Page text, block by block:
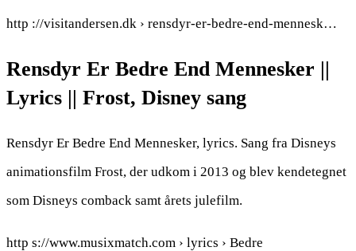
http ://visitandersen.dk › rensdyr-er-bedre-end-mennesk…
Rensdyr Er Bedre End Mennesker ||
Lyrics || Frost, Disney sang
Rensdyr Er Bedre End Mennesker, lyrics. Sang fra Disneys
animationsfilm Frost, der udkom i 2013 og blev kendetegnet
som Disneys comback samt årets julefilm.
http s://www.musixmatch.com › lyrics › Bedre